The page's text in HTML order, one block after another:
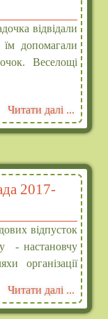
відвідали
допомагали
Веселощі
Читати далі ...
2017-
відпусток
- настановчу
організації
Читати далі ...